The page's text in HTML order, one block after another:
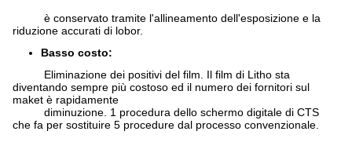
è conservato tramite l'allineamento dell'esposizione e la
riduzione accurati di lobor.
Basso costo:
Eliminazione dei positivi del film. Il film di Litho sta
diventando sempre più costoso ed il numero dei fornitori sul
maket è rapidamente
diminuzione. 1 procedura dello schermo digitale di CTS
che fa per sostituire 5 procedure dal processo convenzionale.